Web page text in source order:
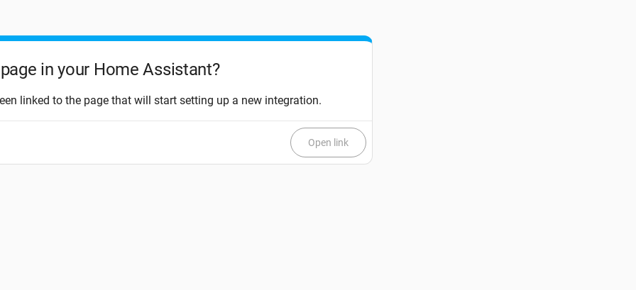
in your Home Assistant?
linked to the page that will start setting up a new integration.
Open link